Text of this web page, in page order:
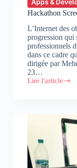
Hackathon
L’Internet des
progression qui
professionnels
dans ce cadre
dirigée par
23…
Lire l'article
Hackathon